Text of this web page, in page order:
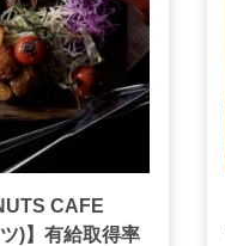
CAFE
)】有給取得率